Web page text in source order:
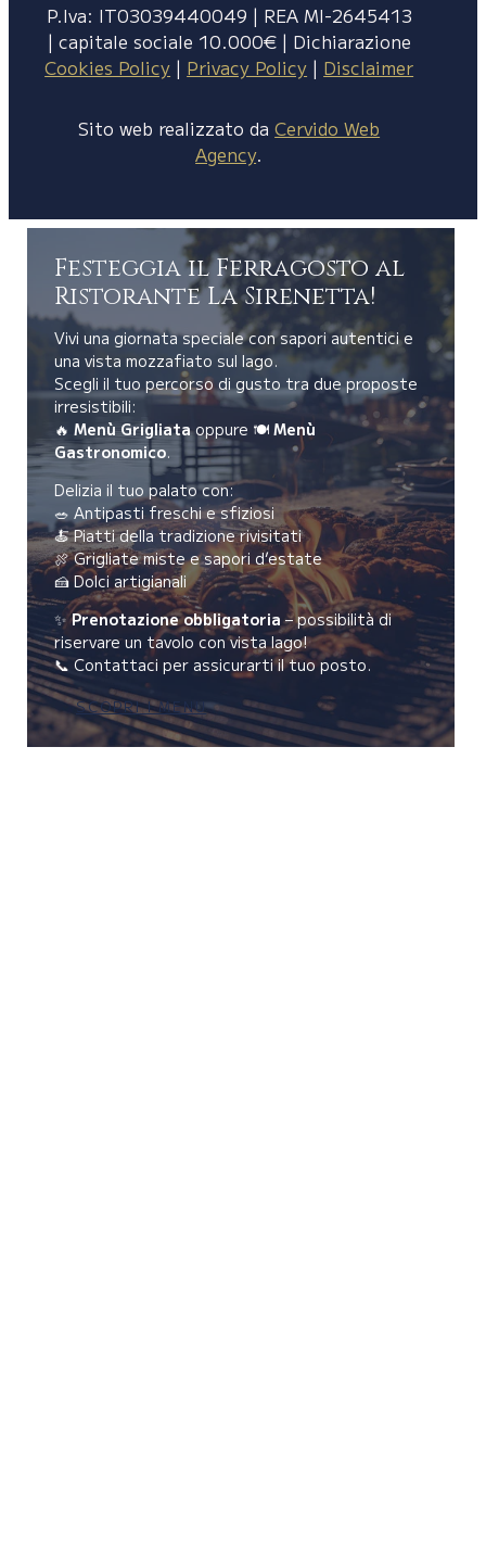
P.Iva: IT03039440049 | REA MI-2645413
| capitale sociale 10.000€ | Dichiarazione
Cookies Policy | Privacy Policy | Disclaimer
Sito web realizzato daCervido Web
Agency.
Festeggia il Ferragosto al
Ristorante La Sirenetta!
Vivi una giornata speciale con sapori autentici e
una vista mozzafiato sul lago.
Scegli il tuo percorso di gusto tra due proposte
irresistibili:
🔥 Menù Grigliataoppure 🍽️ Menù
Gastronomico.
Delizia il tuo palato con:
🥗 Antipasti freschi e sfiziosi
🍝 Piatti della tradizione rivisitati
🍖 Grigliate miste e sapori d’estate
🍰 Dolci artigianali
✨Prenotazione obbligatoria – possibilità di
riservare un tavolo con vista lago!
📞 Contattaci per assicurarti il tuo posto.
SCOPRI I MENU